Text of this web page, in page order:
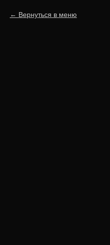
Вернуться в меню